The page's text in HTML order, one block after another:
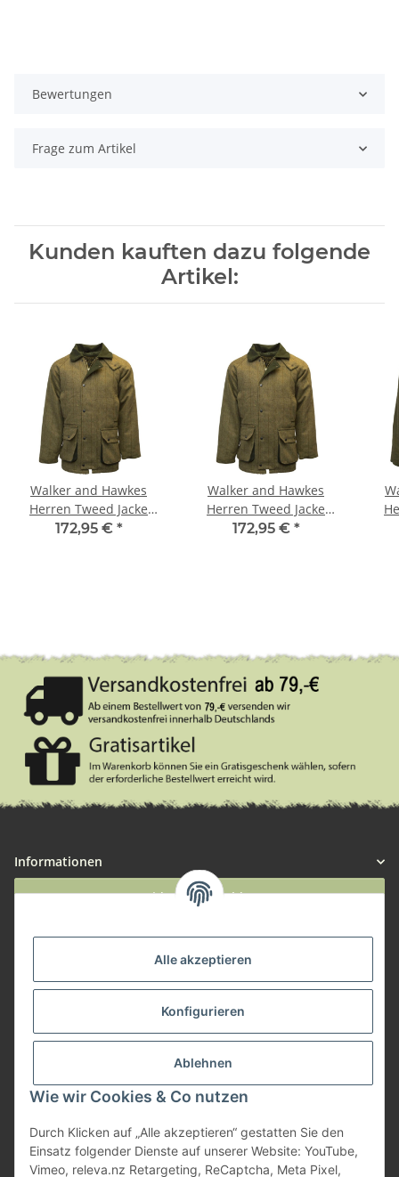
Alle akzeptieren
Konfigurieren
Ablehnen
Wie wir Cookies & Co nutzen
Durch Klicken auf „Alle akzeptieren“ gestatten Sie den
Einsatz folgender Dienste auf unserer Website: YouTube,
Vimeo, releva.nz Retargeting, ReCaptcha, Meta Pixel,
Bewertungen
Frage zum Artikel
Kunden kauften dazu folgende
Artikel:
Walker and Hawkes
Herren Tweed Jacke
Derby Barlaston – Light
172,95 € *
Walker and Hawkes
Herren Tweed Jacke
Derby Barlaston – Light
172,95 € *
Informationen
Widerruf anmelden
Herstellerinformationen